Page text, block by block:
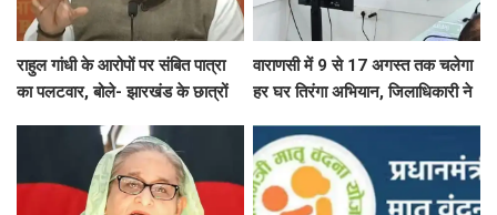
राहुल गांधी के आरोपों पर संबित पात्रा
का पलटवार, बोले- झारखंड के छात्रों
वाराणसी में 9 से 17 अगस्त तक चलेगा
हर घर तिरंगा अभियान, जिलाधिकारी ने